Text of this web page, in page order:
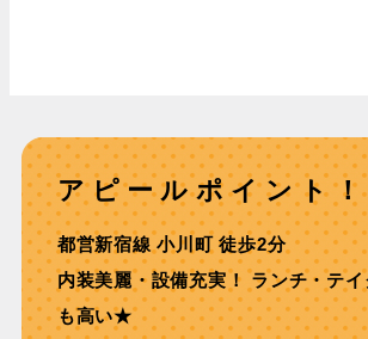
アピールポイント！
都営新宿線 ⼩川町 徒歩2分
内装美麗・設備充実！ ランチ・テ
も⾼い★